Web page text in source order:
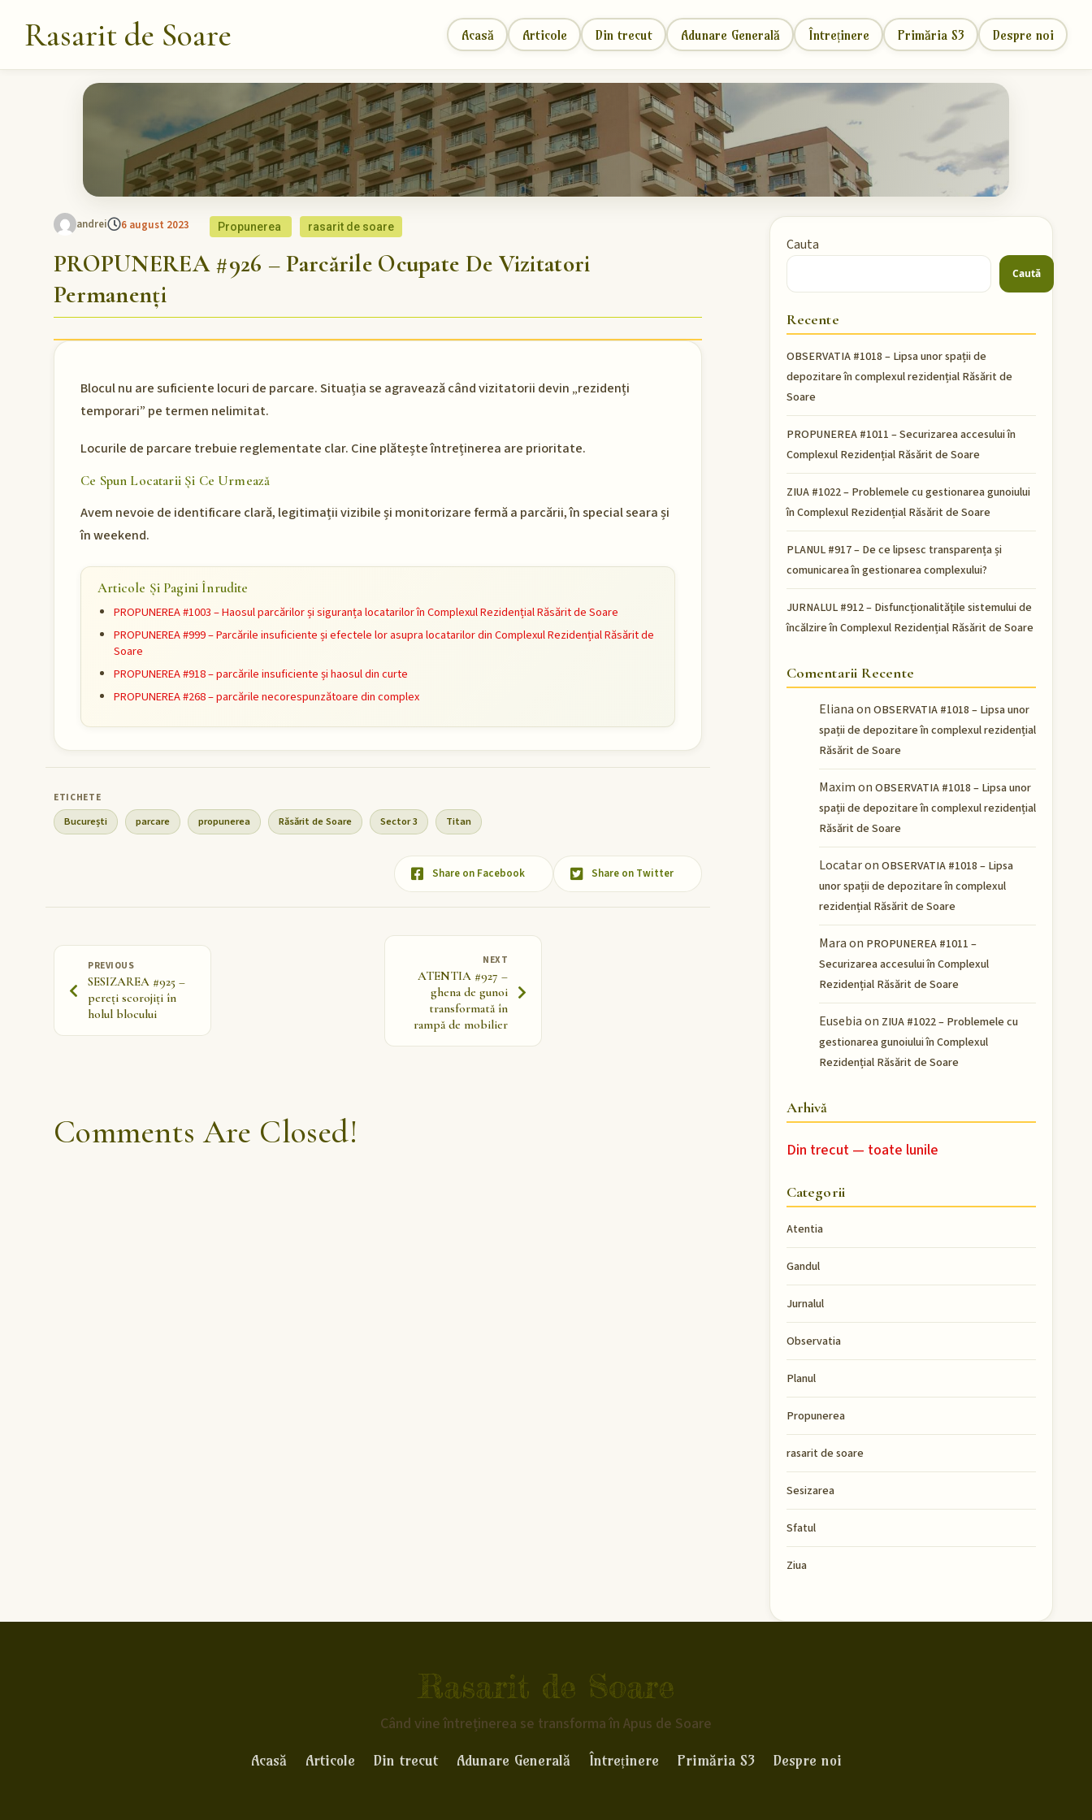
Rasarit de Soare Acasă Articole Din trecut Adunare Generală Întreținere Primăria S3 Despre noi
andrei 6 august 2023 Propunerea rasarit de soare
PROPUNEREA #926 – Parcările Ocupate De Vizitatori
Permanenți
Blocul nu are suficiente locuri de parcare. Situația se agravează când vizitatorii devin „rezidenți
temporari” pe termen nelimitat.
Locurile de parcare trebuie reglementate clar. Cine plătește întreținerea are prioritate.
Ce Spun Locatarii Și Ce Urmează
Avem nevoie de identificare clară, legitimații vizibile și monitorizare fermă a parcării, în special seara și
în weekend.
Articole Și Pagini Înrudite
PROPUNEREA #1003 – Haosul parcărilor și siguranța locatarilor în Complexul Rezidențial Răsărit de Soare
PROPUNEREA #999 – Parcările insuficiente și efectele lor asupra locatarilor din Complexul Rezidențial Răsărit de
Soare
PROPUNEREA #918 – parcările insuficiente și haosul din curte
PROPUNEREA #268 – parcările necorespunzătoare din complex
București parcare propunerea Răsărit de Soare Sector 3 Titan
Share on Facebook Share on Twitter
PREVIOUS
SESIZAREA #925 –
pereți scorojiți în
holul blocului
NEXT
ATENTIA #927 –
ghena de gunoi
transformată în
rampă de mobilier
Comments Are Closed!
Cauta
Caută
Recente
OBSERVATIA #1018 – Lipsa unor spații de
depozitare în complexul rezidențial Răsărit de
Soare
PROPUNEREA #1011 – Securizarea accesului în
Complexul Rezidențial Răsărit de Soare
ZIUA #1022 – Problemele cu gestionarea gunoiului
în Complexul Rezidențial Răsărit de Soare
PLANUL #917 – De ce lipsesc transparența și
comunicarea în gestionarea complexului?
JURNALUL #912 – Disfuncționalitățile sistemului de
încălzire în Complexul Rezidențial Răsărit de Soare
Comentarii Recente
Elianaon OBSERVATIA #1018 – Lipsa unor
spații de depozitare în complexul rezidențial
Răsărit de Soare
Maximon OBSERVATIA #1018 – Lipsa unor
spații de depozitare în complexul rezidențial
Răsărit de Soare
Locataron OBSERVATIA #1018 – Lipsa
unor spații de depozitare în complexul
rezidențial Răsărit de Soare
Maraon PROPUNEREA #1011 –
Securizarea accesului în Complexul
Rezidențial Răsărit de Soare
Eusebiaon ZIUA #1022 – Problemele cu
gestionarea gunoiului în Complexul
Rezidențial Răsărit de Soare
Arhivă
Din trecut — toate lunile
Categorii
Atentia
Gandul
Jurnalul
Observatia
Planul
Propunerea
rasarit de soare
Sesizarea
Sfatul
Ziua
Rasarit de Soare
Când vine întreținerea se transforma în Apus de Soare
Acasă Articole Din trecut Adunare Generală Întreținere Primăria S3 Despre noi